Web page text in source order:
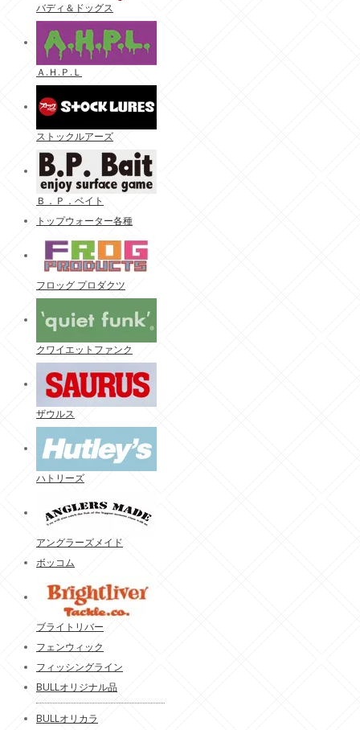
バディ＆ドッグス
Ａ.Ｈ.Ｐ.Ｌ
ストックルアーズ
Ｂ．Ｐ．ベイト
トップウォーター各種
フロッグ プロダクツ
クワイエットファンク
ザウルス
ハトリーズ
アングラーズメイド
ボッコム
ブライトリバー
フェンウィック
フィッシングライン
BULLオリジナル品
BULLオリカラ